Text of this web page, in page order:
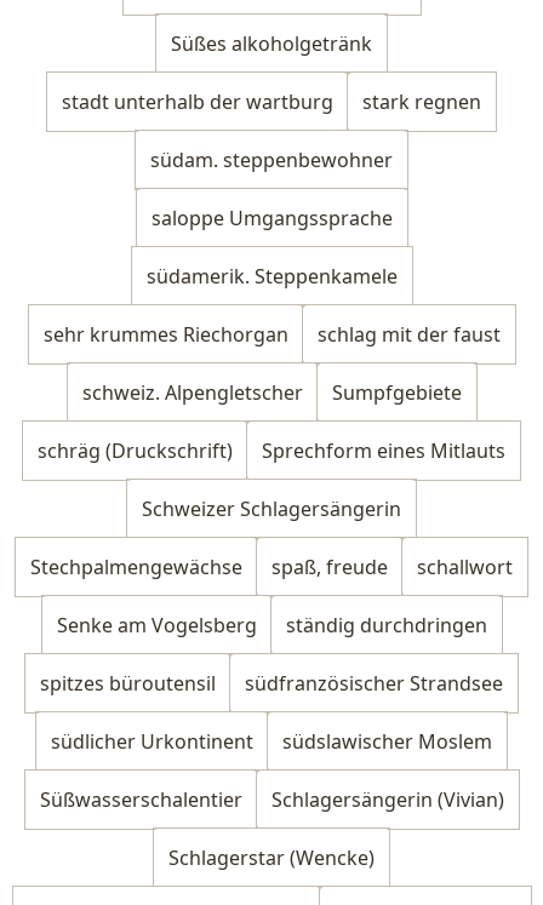
Süßes alkoholgetränk
stadt unterhalb der wartburg stark regnen
südam. steppenbewohner
saloppe Umgangssprache
südamerik. Steppenkamele
sehr krummes Riechorgan schlag mit der faust
schweiz. Alpengletscher Sumpfgebiete
schräg (Druckschrift) Sprechform eines Mitlauts
Schweizer Schlagersängerin
Stechpalmengewächse spaß, freude schallwort
Senke am Vogelsberg ständig durchdringen
spitzes büroutensil südfranzösischer Strandsee
südlicher Urkontinent südslawischer Moslem
Süßwasserschalentier Schlagersängerin (Vivian)
Schlagerstar (Wencke)